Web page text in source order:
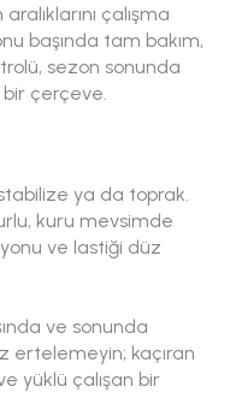
çalışma
başında tam bakım,
sezon sonunda
çerçeve.
ya da toprak.
kuru mevsimde
ve lastiği düz
ve sonunda
ertelemeyin; kaçıran
yüklü çalışan bir